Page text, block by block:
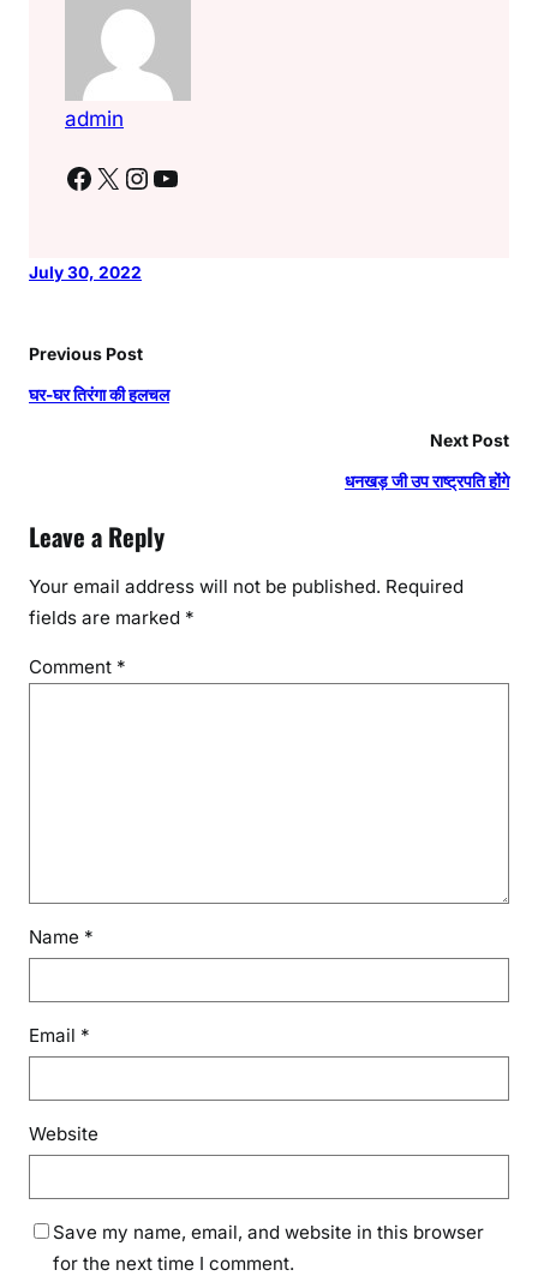
admin
Facebook X Instagram YouTube
July 30, 2022
Previous Post
घर-घर तिरंगा की हलचल
Next Post
धनखड़ जी उप राष्ट्रपति होंगे
Leave a Reply
Your email address will not be published. Required
fields are marked *
Comment *
Name *
Email *
Website
Save my name, email, and website in this browser
for the next time I comment.